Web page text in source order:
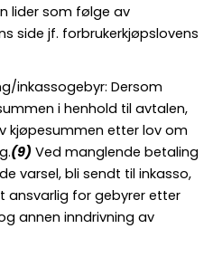
lider som følge av
side jf. forbrukerkjøpslovens
inkassogebyr: Dersom
i henhold til avtalen,
kjøpesummen etter lov om
(9) Ved manglende betaling
varsel, bli sendt til inkasso,
ansvarlig for gebyrer etter
annen inndrivning av